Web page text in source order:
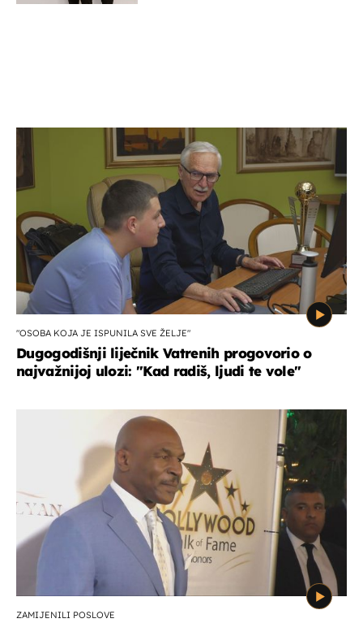
"OSOBA KOJA JE ISPUNILA SVE ŽELJE"
Dugogodišnji liječnik Vatrenih progovorio o
najvažnijoj ulozi: "Kad radiš, ljudi te vole"
ZAMIJENILI POSLOVE